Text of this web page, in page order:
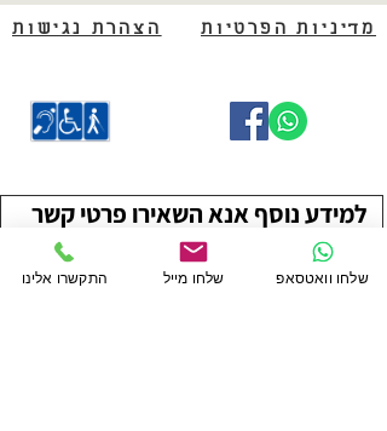
הצהרת נגישות מדיניות הפרטיות
למידע נוסף אנא השאירו פרטי קשר
שם משפחה שם פרטי התקשרו אלינו שלחו מייל שלחו וואטסאפ